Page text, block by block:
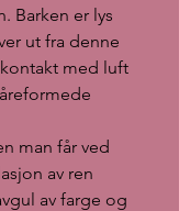
Barken er lys
ut fra denne
med luft
man får ved
av ren
av farge og